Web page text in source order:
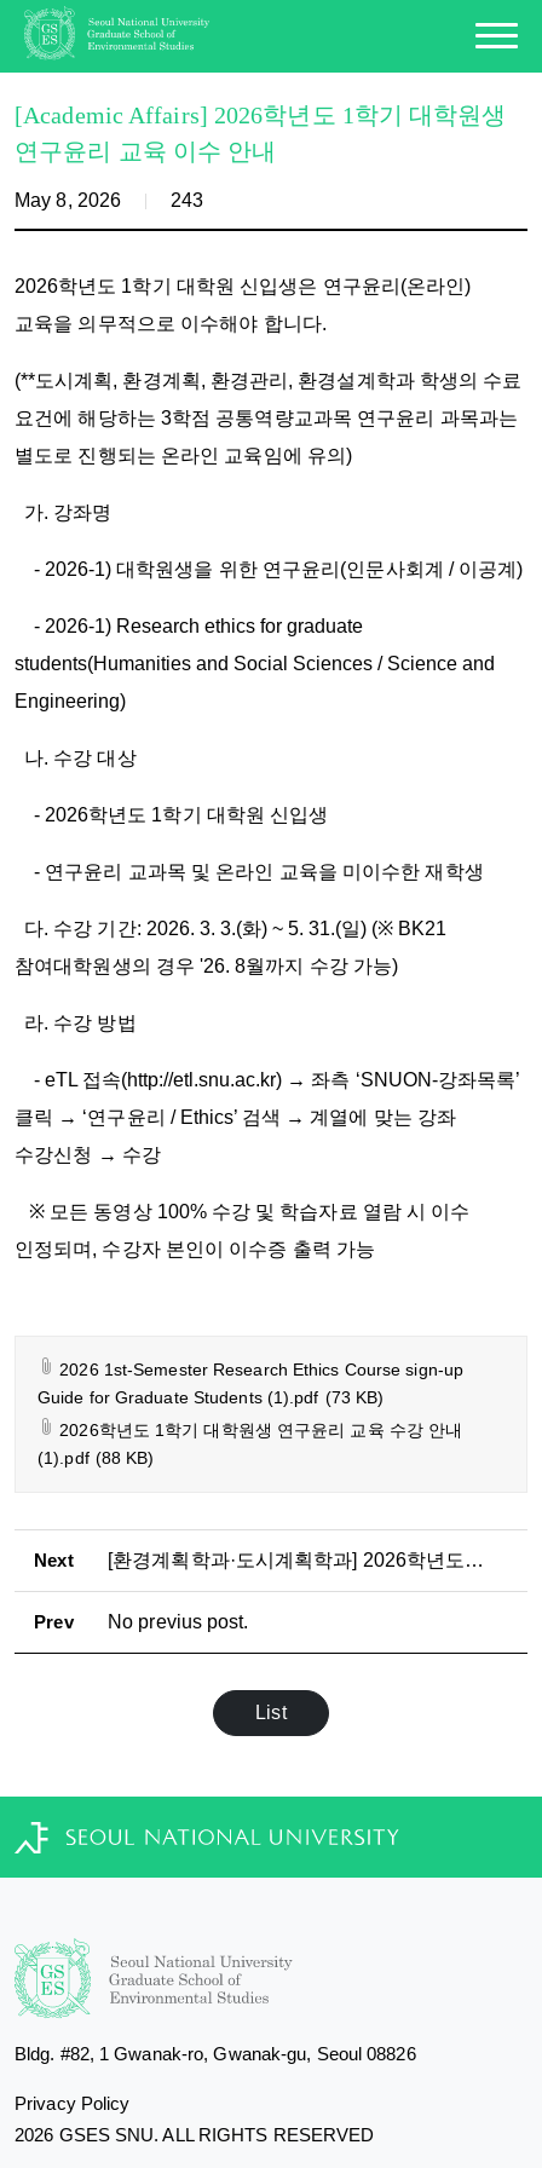
[Academic Affairs] 2026학년도 1학기 대학원생
연구윤리 교육 이수 안내
May 8, 2026 243
2026학년도 1학기 대학원 신입생은 연구윤리 (온라인)
교육을 의무적으로 이수해야 합니다.
(**도시계획, 환경계획, 환경관리 , 환경설계학과 학생의 수료
요건에 해당하는 3학점 공통역량교과목 연구윤리 과목과는
별도로 진행되는 온라인 교육임에 유의)
가. 강좌명
- 2026-1) 대학원생을 위한 연구윤리 (인문사회계 / 이공계)
- 2026-1) Research ethics for graduate
students(Humanities and Social Sciences / Science and
Engineering)
나. 수강 대상
- 2026학년도 1학기 대학원 신입생
- 연구윤리 교과목 및 온라인 교육을 미이수한 재학생
다. 수강 기간: 2026. 3. 3.(화) ~ 5. 31.(일) (※ BK21
참여대학원생의 경우'26. 8월까지 수강 가능)
라. 수강 방법
- eTL 접속(http://etl.snu.ac.kr) →좌측 ‘SNUON-강좌목록’
클릭 → ‘연구윤리 / Ethics’ 검색 →계열에 맞는 강좌
수강신청 → 수강
※ 모든 동영상 100% 수강 및 학습자료 열람 시 이수
인정되며 , 수강자 본인이 이수증 출력 가능
2026 1st-Semester Research Ethics Course sign-up
Guide for Graduate Students (1).pdf (73 KB)
2026학년도 1학기 대학원생 연구윤리 교육 수강 안내
(1).pdf (88 KB)
Next [환경계획학과·도시계획학과] 2026학년도 2학기 석·박사과정 논문제출자격시험 응시자 수료 점검표 제출 안내
Prev No previus post.
List
Bldg. #82, 1 Gwanak-ro, Gwanak-gu, Seoul 08826
Privacy Policy
2026 GSES SNU. ALL RIGHTS RESERVED